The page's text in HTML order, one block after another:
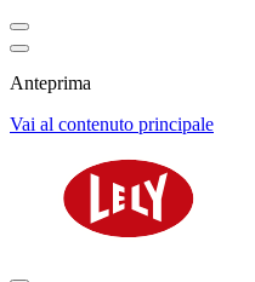
Anteprima
Vai al contenuto principale